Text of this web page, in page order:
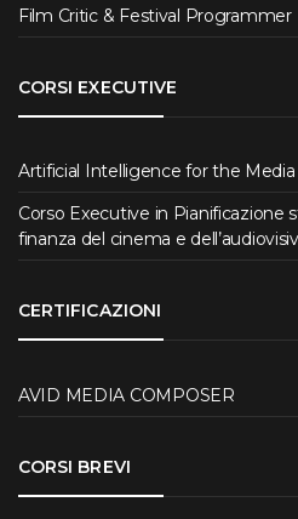
Film Critic & Festival Programmer
CORSI EXECUTIVE
Artificial Intelligence for the
Corso Executive in Pianificazione
finanza del cinema e
CERTIFICAZIONI
AVID MEDIA COMPOSER
CORSI BREVI